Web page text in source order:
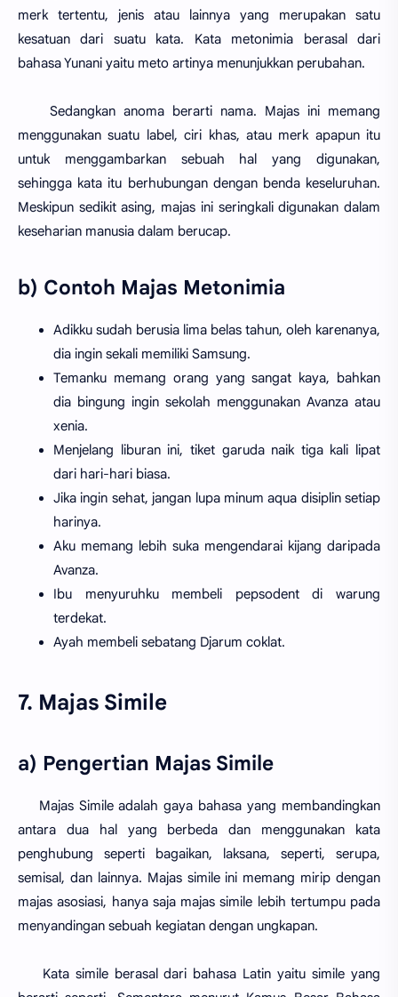
merk tertentu, jenis atau lainnya yang merupakan satu
kesatuan dari suatu kata. Kata metonimia berasal dari
bahasa Yunani yaitu meto artinya menunjukkan perubahan.
Sedangkan anoma berarti nama. Majas ini memang
menggunakan suatu label, ciri khas, atau merk apapun itu
untuk menggambarkan sebuah hal yang digunakan,
sehingga kata itu berhubungan dengan benda keseluruhan.
Meskipun sedikit asing, majas ini seringkali digunakan dalam
keseharian manusia dalam berucap.
b) Contoh Majas Metonimia
Adikku sudah berusia lima belas tahun, oleh karenanya,
dia ingin sekali memiliki Samsung.
Temanku memang orang yang sangat kaya, bahkan
dia bingung ingin sekolah menggunakan Avanza atau
xenia.
Menjelang liburan ini, tiket garuda naik tiga kali lipat
dari hari-hari biasa.
Jika ingin sehat, jangan lupa minum aqua disiplin setiap
harinya.
Aku memang lebih suka mengendarai kijang daripada
Avanza.
Ibu menyuruhku membeli pepsodent di warung
terdekat.
Ayah membeli sebatang Djarum coklat.
7. Majas Simile
a) Pengertian Majas Simile
Majas Simile adalah gaya bahasa yang membandingkan
antara dua hal yang berbeda dan menggunakan kata
penghubung seperti bagaikan, laksana, seperti, serupa,
semisal, dan lainnya. Majas simile ini memang mirip dengan
majas asosiasi, hanya saja majas simile lebih tertumpu pada
menyandingan sebuah kegiatan dengan ungkapan.
Kata simile berasal dari bahasa Latin yaitu simile yang